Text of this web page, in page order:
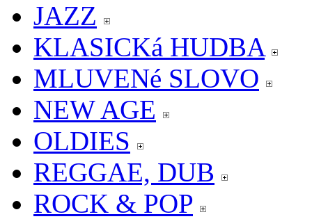
JAZZ
KLASICKá HUDBA
MLUVENé SLOVO
NEW AGE
OLDIES
REGGAE, DUB
ROCK & POP